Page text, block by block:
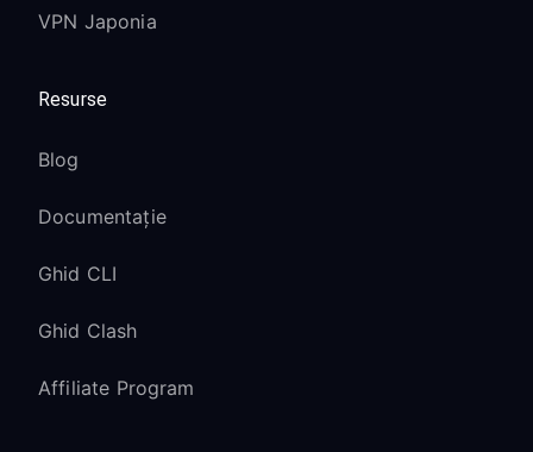
VPN Japonia
Resurse
Blog
Documentație
Ghid CLI
Ghid Clash
Affiliate Program